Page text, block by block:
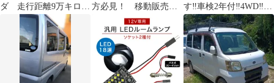
ダ 走行距離9万キロ
代 車検2年付込み込み
方必見！ 移動販売
ホイールカバーついて
ます。
す‼️車検2年付‼️4WD‼️26
年式アクティバン‼️